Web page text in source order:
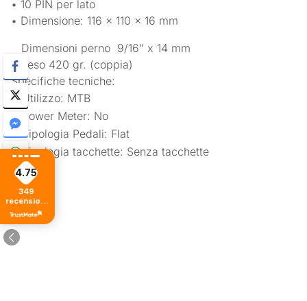
• 10 PIN per lato
• Dimensione: 116 x 110 x 16 mm
Dimensioni perno 9/16" x 14 mm
• Peso 420 gr. (coppia)
Specifiche tecniche:
Utilizzo: MTB
Power Meter: No
Tipologia Pedali: Flat
Tipologia tacchette: Senza tacchette
4.75
349
recensioni
di tutti i